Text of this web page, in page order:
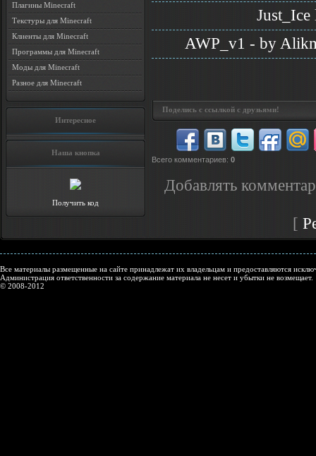
Плагины Minecraft
Текстуры для Minecraft
Клиенты для Minecraft
Программы для Minecraft
Моды для Minecraft
Разное для Minecraft
Интересное
Наша кнопка
Получить код
AWP_v1 - by
Поделись с ссылкой с друзьями!
Всего комментариев: 0
Добавлять
[
Все материалы размещенные на сайте принадлежат их владельцам и предоставляются
Администрация ответственности за содержание материала не несет и убытки не возмещает.
© 2008-2012